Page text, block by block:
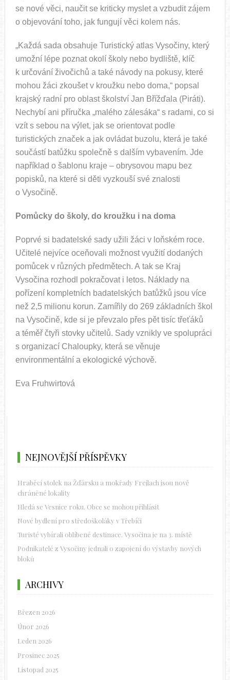
se nové věci, naučit se kriticky myslet a vzbudit zájem
o objevování toho, jak fungují věci kolem nás.
„Každá sada obsahuje Turistický atlas Vysočiny, který
umožní lépe poznat okolí školy nebo bydliště, klíč
k určování živočichů a také návody na pokusy, které
mohou žáci zkoušet v kroužku nebo doma,“ popsal
krajský radní pro oblast školství Jan Břížďala (Piráti).
Nechybí ani příručka „malého zálesáka“ s radami, co si
vzít s sebou na výlet, jak se orientovat podle
turistických značek a jak ovládat buzolu, která je také
součástí batůžku společně s dalším vybavením. Jde
například o šablonu kraje – obrysovou mapu bez
popisků, na které si děti vyzkouší své znalosti
o Vysočině.
Pomůcky do školy, do kroužku i na doma
Poprvé si badatelské sady užili žáci v loňském roce.
Učitelé nejvíce oceňovali možnost využití dodaných
pomůcek v různých předmětech. A tak se Kraj
Vysočina rozhodl pokračovat i letos. Náklady na
pořízení kompletních badatelských batůžků jsou více
než 2,5 milionu korun. Zamířily do 269 základních škol
na Vysočině, kde si je převzalo přes pět tisíc třeťáků
a téměř čtyři stovky učitelů. Sady vznikly ve spolupráci
s organizací Chaloupky, která se věnuje
environmentální a ekologické výchově.
Eva Fruhwirtová
NEJNOVĚJŠÍ PŘÍSPĚVKY
Hraběcí stolek na Žďársku a mokřady Frejlach jsou nově
chráněné lokality
Hledá se Vesnice roku. Obce se mohou přihlásit
Nové bydlení pro středoškoláky v Třebíči
Turisté vybírali oblíbené destinace. Vysočina je na 3. místě
Podnikatelé z Vysočiny jednali o zapojení do výstavby nových
bloků
ARCHIVY
Březen 2026
Únor 2026
Leden 2026
Prosinec 2025
Listopad 2025